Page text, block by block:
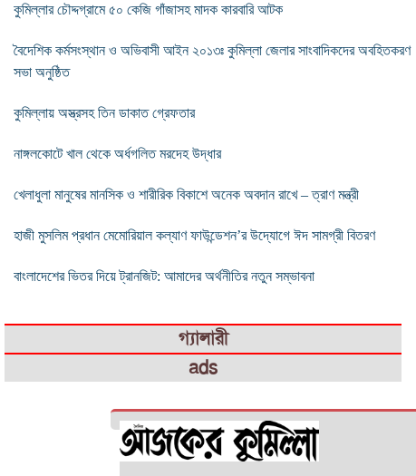
কুমিল্লার চৌদ্দগ্রামে ৫০ কেজি গাঁজাসহ মাদক কারবারি আটক
বৈদেশিক কর্মসংস্থান ও অভিবাসী আইন ২০১৩ঃ কুমিল্লা জেলার সাংবাদিকদের অবহিতকরণ
সভা অনুষ্ঠিত
কুমিল্লায় অস্ত্রসহ তিন ডাকাত গ্রেফতার
নাঙ্গলকোটে খাল থেকে অর্ধগলিত মরদেহ উদ্ধার
খেলাধুলা মানুষের মানসিক ও শারীরিক বিকাশে অনেক অবদান রাখে – ত্রাণ মন্ত্রী
হাজী মুসলিম প্রধান মেমোরিয়াল কল্যাণ ফাউন্ডেশন’র উদ্যোগে ঈদ সামগ্রী বিতরণ
বাংলাদেশের ভিতর দিয়ে ট্রানজিট: আমাদের অর্থনীতির নতুন সম্ভাবনা
গ্যালারী
ads